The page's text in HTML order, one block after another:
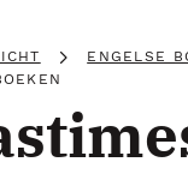
ENGELSE